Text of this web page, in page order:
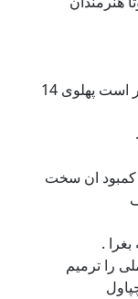
کلینیک مرکزی که امروز شفاخانه نور است پهلوی 14
کمبود ان سخت
.
را ترمیم